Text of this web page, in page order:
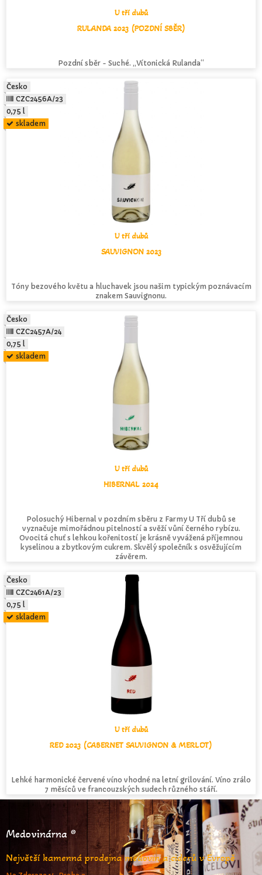
U tří dubů
RULANDA 2023 (POZDNÍ SBĚR)
Pozdní sběr - Suché. „Vítonická Rulanda“
U tří dubů
SAUVIGNON 2023
Tóny bezového květu a hluchavek jsou našim typickým poznávacím
znakem Sauvignonu.
Česko
CZC2456A/23
0,75 l
skladem
U tří dubů
HIBERNAL 2024
Polosuchý Hibernal v pozdním sběru z Farmy U Tří dubů se
vyznačuje mimořádnou pitelností a svěží vůní černého rybízu.
Ovocitá chuť s lehkou kořenitostí je krásně vyvážená příjemnou
kyselinou a zbytkovým cukrem. Skvělý společník s osvěžujícím
závěrem.
Česko
CZC2457A/24
0,75 l
skladem
U tří dubů
RED 2023 (CABERNET SAUVIGNON & MERLOT)
Lehké harmonické červené víno vhodné na letní grilování. Víno zrálo
7 měsíců ve francouzských sudech různého stáří.
Česko
CZC2461A/23
0,75 l
skladem
Medovinárna ®
Největší kamenná prodejna medovin a ciderů v Evropě